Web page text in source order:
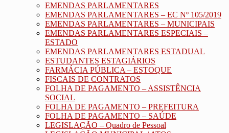
EMENDAS PARLAMENTARES
EMENDAS PARLAMENTARES – EC Nº 105/2019
EMENDAS PARLAMENTARES – MUNICIPAIS
EMENDAS PARLAMENTARES ESPECIAIS –
ESTADO
EMENDAS PARLAMENTARES ESTADUAL
ESTUDANTES ESTAGIÁRIOS
FARMÁCIA PÚBLICA – ESTOQUE
FISCAIS DE CONTRATOS
FOLHA DE PAGAMENTO – ASSISTÊNCIA
SOCIAL
FOLHA DE PAGAMENTO – PREFEITURA
FOLHA DE PAGAMENTO – SAÚDE
LEGISLAÇÃO – Quadro de Pessoal